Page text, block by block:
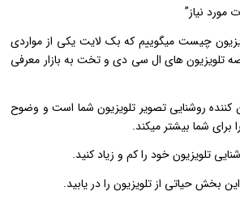
مورد نیاز”
چیست میگوییم که بک لایت یکی از مواردی
تلویزیون های ال سی دی و تخت به بازار معرفی
کننده روشنایی تصویر تلویزیون شما است و وضوح
برای شما بیشتر میکند.
تلویزیون خود را کم و زیاد کنید.
بخش حیاتی از تلویزیون را در یابید.